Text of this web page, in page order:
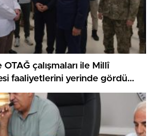
çalışmaları ile Millî
faaliyetlerini yerinde gördü…